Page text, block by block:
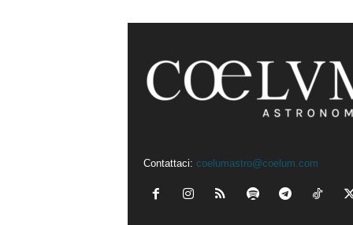
Contattaci: coelumastro@coelum.com